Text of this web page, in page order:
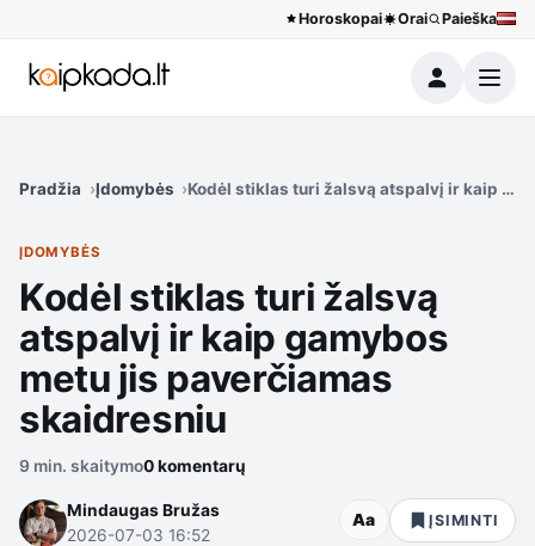
Horoskopai Orai Paieška
Meniu
Pradžia Įdomybės Kodėl stiklas turi žalsvą atspalvį ir kaip
ĮDOMYBĖS
Kodėl stiklas turi žalsvą
atspalvį ir kaip gamybos
metu jis paverčiamas
skaidresniu
9 min. skaitymo0 komentarų
Mindaugas Bružas
2026-07-03 16:52
Aa ĮSIMINTI